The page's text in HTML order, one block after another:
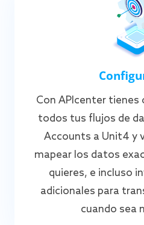
Con APIcenter
todos tus flujos de
Accounts a Unit4 y
mapear los datos
quieres, e incluso
adicionales para
cuando sea